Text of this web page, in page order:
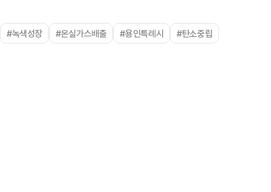
#녹색성장 #온실가스배출 #용인특례시 #탄소중립